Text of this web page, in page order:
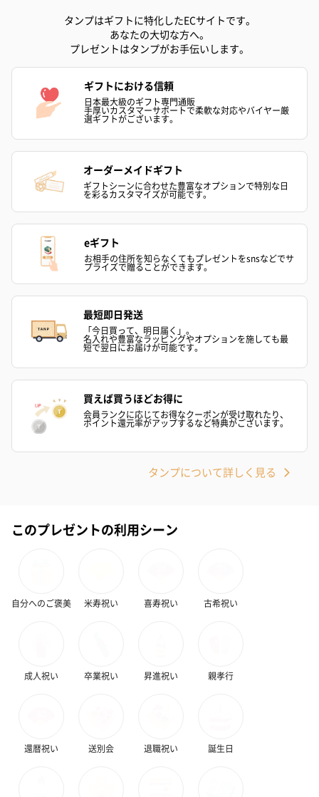
黒ずみ等の異常があらわれた場合。（2）使用したお肌
に直射日光があたって（1）のような異常があらわれた
場合。
●傷やはれもの、湿疹等、異常のある部位には使用しな
いでください。
りシミになることがありますのでご注意ください。
●極端に高温または低温の場所を避け、乳幼児や認知症
の方などの手の届かない所で保管してください。
●使用後は必ずキャップをしっかりしめて清潔に保管し
てください。
●火気には近づけないでください。
●まれに香料が固まる場合がありますが、ご使用には問
題ありません。
【並行輸入品】
・流通時期によって、商品の色味・パッケージ等、掲
載の商品と異なる場合がございます。
・商品のパッケージ、仕様、容器のデザインなど掲載
画像と異なる場合がございます。
・肌トラブルに関しましては、一切責任を負いかねま
す。必ずパッチテストを行った上で使用してくださ
い。
・香りの感じ方には個人差がございます。香りが違
う・想像と違う・体質に合わない等、お客様ご都合に
よるご返品は出来かねます。
・万一、賦香した香りに異常が感じられた場合は、パ
ッケージに添付されております表示ラベルの輸入元に
お問い合わせください。
上記をご理解の上、お求めくださいます様、予めご了
承ください。
【ミニボトル香水をお求めのお客様へ】
必ず下記ご一読いただき、ご納得されたうえでお買い
求めくださいますようお願い申し上げます。
プではございません。スプレーでの使用をご希望の場
合は別途アトマイザーが必要です。
※ミニボトル香水は、フィルムシュリンクによる外装
場合がございますが、予めご了承ください。また、当
該事由を理由としたご返品等はお受けいたしかねま
【注意事項】
届けが遅くなる可能性がございます。
30cm×180cm（内フリンジ8cm×2cm）
タンプはギフトに特化したECサイトです。
あなたの大切な方へ。
プレゼントはタンプがお手伝いします。
ギフトにおける信頼
日本最大級のギフト専門通販
手厚いカスタマーサポートで柔軟な対応やバイヤー厳
選ギフトがございます。
オーダーメイドギフト
ギフトシーンに合わせた豊富なオプションで特別な日
を彩るカスタマイズが可能です。
eギフト
お相手の住所を知らなくてもプレゼントをsnsなどでサ
プライズで贈ることができます。
最短即日発送
「今日買って、明日届く」。
名入れや豊富なラッピングやオプションを施しても最
短で翌日にお届けが可能です。
買えば買うほどお得に
会員ランクに応じてお得なクーポンが受け取れたり、
ポイント還元率がアップするなど特典がございます。
タンプについて詳しく見る
このプレゼントの利用シーン
自分へのご褒美 米寿祝い 喜寿祝い 古希祝い
成人祝い 卒業祝い 昇進祝い 親孝行
還暦祝い 送別会 退職祝い 誕生日